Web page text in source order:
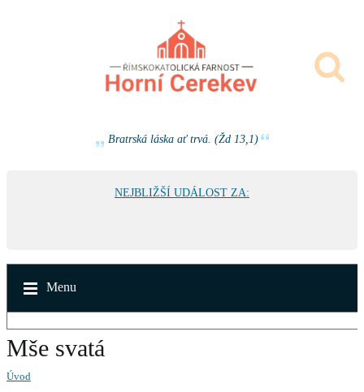
Bratrská láska ať trvá. (Žd 13,1)
NEJBLIŽŠÍ UDÁLOST ZA:
Menu
Mše svatá
Úvod